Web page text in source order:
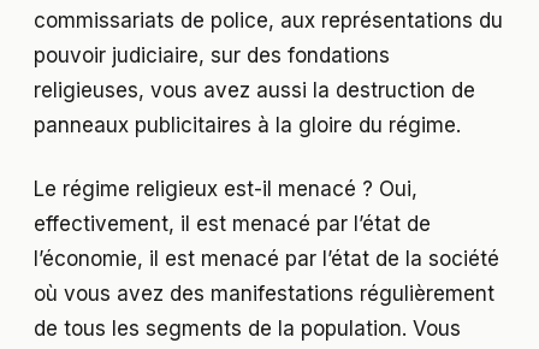
commissariats de police, aux représentations du
pouvoir judiciaire, sur des fondations
religieuses, vous avez aussi la destruction de
panneaux publicitaires à la gloire du régime.
Le régime religieux est-il menacé ? Oui,
effectivement, il est menacé par l’état de
l’économie, il est menacé par l’état de la société
où vous avez des manifestations régulièrement
de tous les segments de la population. Vous